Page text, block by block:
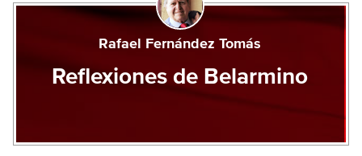
Rafael Fernández Tomás
Reflexiones de Belarmino